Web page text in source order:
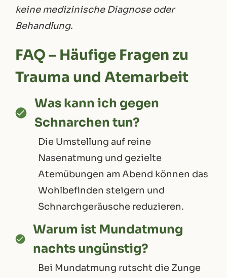
keine medizinische Diagnose oder
Behandlung.
FAQ – Häufige Fragen zu
Trauma und Atemarbeit
Was kann ich gegen
Schnarchen tun?
Die Umstellung auf reine
Nasenatmung und gezielte
Atemübungen am Abend können das
Wohlbefinden steigern und
Schnarchgeräusche reduzieren.
Warum ist Mundatmung
nachts ungünstig?
Bei Mundatmung rutscht die Zunge